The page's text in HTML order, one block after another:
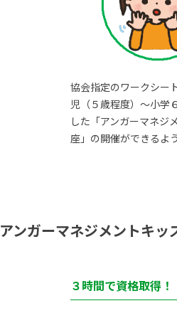
協会指定のワークシー
児（５歳程度）～小学
した「アンガーマネジ
座」の開催ができるよ
アンガーマネジメントキ
３時間で資格取得！